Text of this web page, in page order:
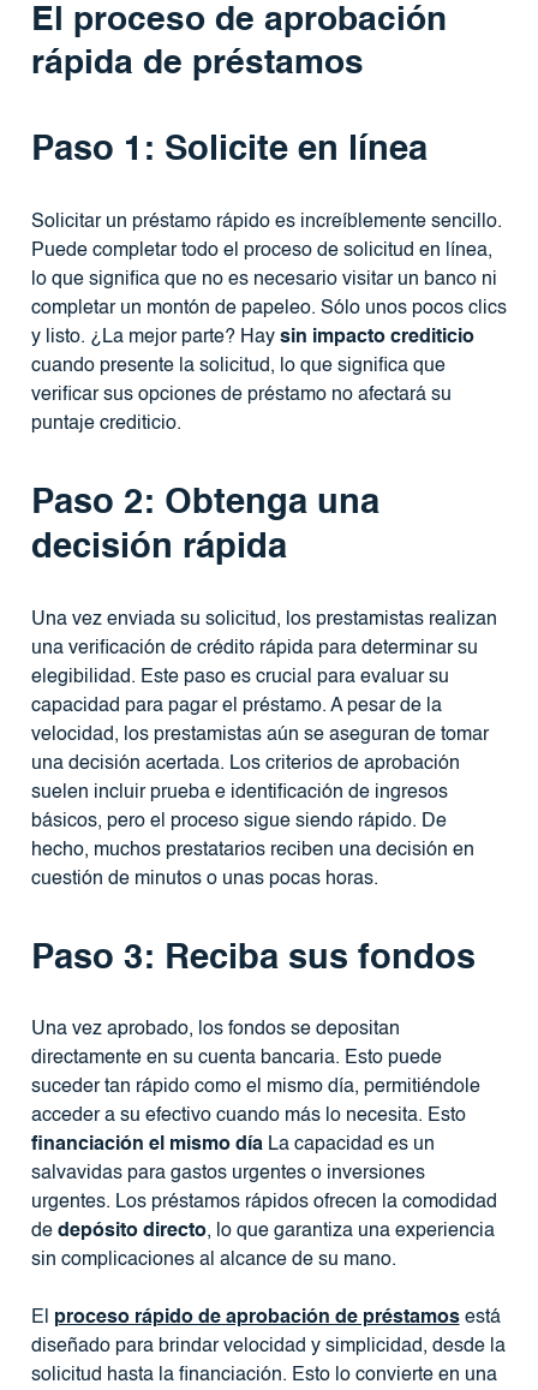
El proceso de aprobación
rápida de préstamos
Paso 1: Solicite en línea
Solicitar un préstamo rápido es increíblemente sencillo.
Puede completar todo el proceso de solicitud en línea,
lo que significa que no es necesario visitar un banco ni
completar un montón de papeleo. Sólo unos pocos clics
y listo. ¿La mejor parte? Hay sin impacto crediticio
cuando presente la solicitud, lo que significa que
verificar sus opciones de préstamo no afectará su
puntaje crediticio.
Paso 2: Obtenga una
decisión rápida
Una vez enviada su solicitud, los prestamistas realizan
una verificación de crédito rápida para determinar su
elegibilidad. Este paso es crucial para evaluar su
capacidad para pagar el préstamo. A pesar de la
velocidad, los prestamistas aún se aseguran de tomar
una decisión acertada. Los criterios de aprobación
suelen incluir prueba e identificación de ingresos
básicos, pero el proceso sigue siendo rápido. De
hecho, muchos prestatarios reciben una decisión en
cuestión de minutos o unas pocas horas.
Paso 3: Reciba sus fondos
Una vez aprobado, los fondos se depositan
directamente en su cuenta bancaria. Esto puede
suceder tan rápido como el mismo día, permitiéndole
acceder a su efectivo cuando más lo necesita. Esto
financiación el mismo díaLa capacidad es un
salvavidas para gastos urgentes o inversiones
urgentes. Los préstamos rápidos ofrecen la comodidad
de depósito directo, lo que garantiza una experiencia
sin complicaciones al alcance de su mano.
El proceso rápido de aprobación de préstamosestá
diseñado para brindar velocidad y simplicidad, desde la
solicitud hasta la financiación. Esto lo convierte en una